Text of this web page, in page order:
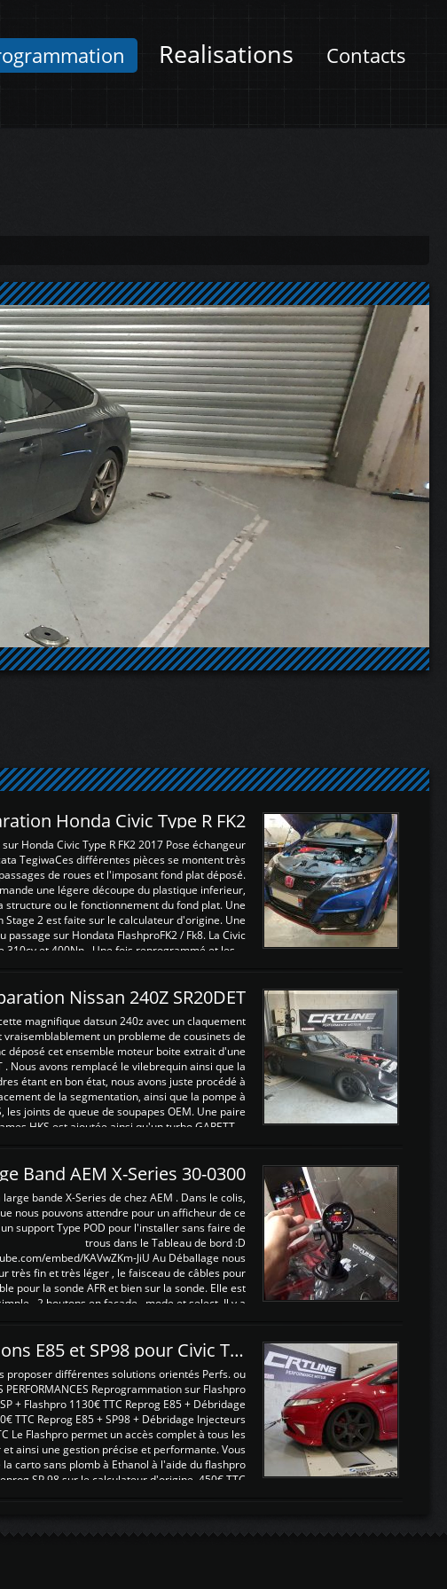
Realisations Contacts
Honda Civic Type R FK2
Honda Civic Type R FK2 2017 Pose échangeur
TegiwaCes différentes pièces se montent très
de roues et l'imposant fond plat déposé.
une légere découpe du plastique inferieur,
structure ou le fonctionnement du fond plat. Une
2 est faite sur le calculateur d'origine. Une
sur Hondata FlashproFK2 / Fk8. La Civic
et 400Nn , Une fois reprogrammé et les ...
Nissan 240Z SR20DET
magnifique datsun 240z avec un claquement
un probleme de cousinets de
déposé cet ensemble moteur boite extrait d'une
. Nous avons remplacé le vilebrequin ainsi que la
étant en bon état, nous avons juste procédé à
de la segmentation, ainsi que la pompe à
les joints de queue de soupapes OEM. Une paire
HKS est ajoutée ainsi qu'un turbo GARETT ...
Band AEM X-Series 30-0300
bande X-Series de chez AEM . Dans le colis,
nous pouvons attendre pour un afficheur de ce
support Type POD pour l'installer sans faire de
trous dans le Tableau de bord :D
embed/KAVwZKm-JiU Au Déballage nous
très fin et très léger , le faisceau de câbles pour
pour la sonde AFR et bien sur la sonde. Elle est
, 2 boutons en façade , mode et select. Il y a
Reprogrammations E85 et SP98 pour Civic Type R FN2
proposer différentes solutions orientés Perfs. ou
PERFORMANCES Reprogrammation sur Flashpro
+ Flashpro 1130€ TTC Reprog E85 + Débridage
TTC Reprog E85 + SP98 + Débridage Injecteurs
Le Flashpro permet un accès complet à tous les
ainsi une gestion précise et performante. Vous
carto sans plomb à Ethanol à l'aide du flashpro
SP 98 sur le calculateur d'origine 450€ TTC